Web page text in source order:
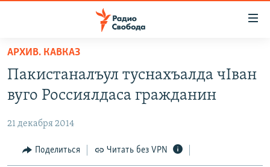
упрощенного
доступа
Вернуться
основному
Вернутся
АВТОРСКИЕ ПРОЕКТЫ
ЦИТАТЫ СВОБОДЫ
МНЕНИЯ
АРХИВ. КАВКАЗ
Пакистаналъул туснахъалда чIван
вуго Россиялдаса гражданин
21 декабря 2014
Поделиться Читать без VPN